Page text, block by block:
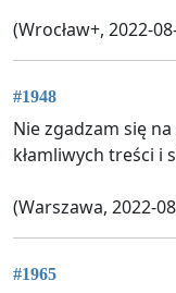
(Wrocław+, 2022-
#1948
Nie zgadzam się
kłamliwych treści i
(Warszawa, 2022-
#1965